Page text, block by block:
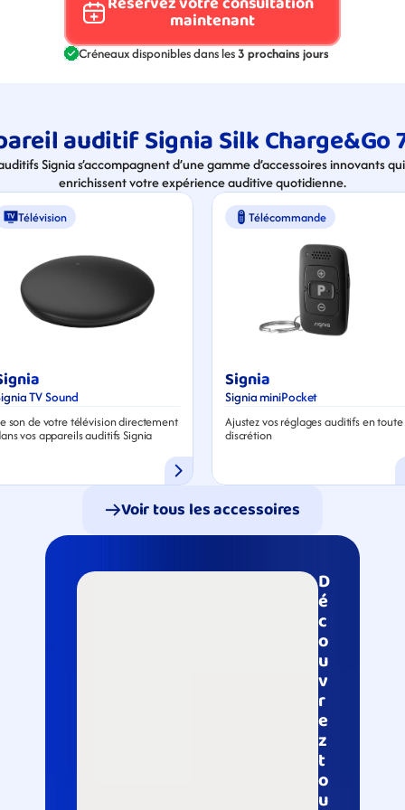
maintenant
Créneaux disponibles dans les 3 prochains jours
auditif Signia Silk Charge&Go
Signia s’accompagnent d’une gamme d’accessoires innovants
enrichissent votre expérience auditive quotidienne.
Télévision
TV Sound
son de votre télévision directement
vos appareils auditifs Signia
Télécommande
Signia
Signia miniPocket
Ajustez vos réglages auditifs en toute
discrétion
Voir tous les accessoires
D
é
c
o
u
v
r
e
z
t
o
u